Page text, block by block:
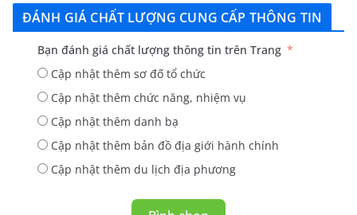
ĐÁNH GIÁ CHẤT LƯỢNG CUNG CẤP THÔNG TIN
Bạn đánh giá chất lượng thông tin trên Trang
Cập nhật thêm sơ đố tổ chức
Cập nhật thêm chức năng, nhiệm vụ
Cập nhật thêm danh bạ
Cập nhật thêm bản đồ địa giới hành chính
Cập nhật thêm du lịch địa phương